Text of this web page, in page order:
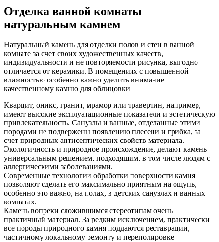
Отделка ванной комнаты
натуральным камнем
Натуральный камень для отделки полов и стен в ванной
комнате за счет своих художественных качеств,
индивидуальности и не повторяемости рисунка, выгодно
отличается от керамики. В помещениях с повышенной
влажностью особенно важно уделить внимание
качественному камню для облицовки.
Кварцит, оникс, гранит, мрамор или травертин, например,
имеют высокие эксплуатационные показатели и эстетическую
привлекательность. Санузлы и ванные, отделанные этими
породами не подвержены появлению плесени и грибка, за
счет природных антисептических свойств материала.
Экологичность и природное происхождение, делают камень
универсальным решением, подходящим, в том числе людям с
аллергическими заболеваниями.
Современные технологии обработки поверхности камня
позволяют сделать его максимально приятным на ощупь,
особенно это важно, на полах, в детских санузлах и ванных
комнатах.
Камень вопреки сложившимся стереотипам очень
практичный материал. За редким исключением, практически
все породы природного камня поддаются реставрации,
частичному локальному ремонту и переполировке.